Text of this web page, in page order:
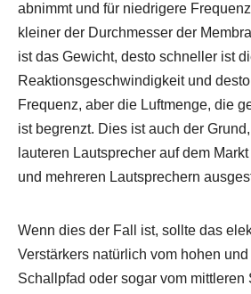
abnimmt und für niedrigere
kleiner der Durchmesser der
ist das Gewicht, desto schneller ist
Reaktionsgeschwindigkeit und
Frequenz, aber die Luftmenge, die
ist begrenzt. Dies ist auch der
lauteren Lautsprecher auf dem
und mehreren Lautsprechern
Wenn dies der Fall ist, sollte das
Verstärkers natürlich vom hohen
Schallpfad oder sogar vom mittleren